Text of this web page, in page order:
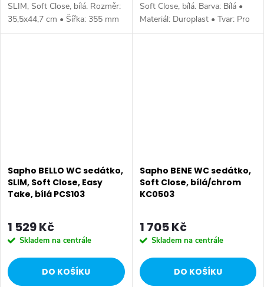
SLIM, Soft Close, bílá. Rozměr:
35,5x44,7 cm • Šířka: 355 mm
• Hloubka: 447 mm • Barva:
Soft Close, bílá. Barva: Bílá •
Materiál: Duroplast • Tvar: Pro
konkrétní WC • Ostatní: Soft
Sapho BELLO WC sedátko,
SLIM, Soft Close, Easy
Take, bílá PCS103
1 529 Kč
Skladem na centrále
DO KOŠÍKU
Sapho BENE WC sedátko,
Soft Close, bílá/chrom
KC0503
1 705 Kč
Skladem na centrále
DO KOŠÍKU